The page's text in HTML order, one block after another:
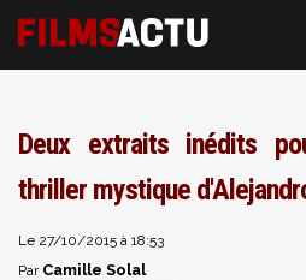
Deux extraits inédits
thriller mystique
Le 27/10/2015 à 18:53
Par Camille Solal